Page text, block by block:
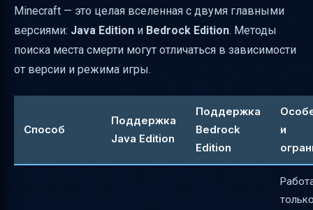
Как сохранить актуальность инструкции
Заключение
Minecraft — это целая вселенная с двумя главными
версиями: Java Edition и Bedrock Edition. Методы
поиска места смерти могут отличаться в зависимости
от версии и режима игры.
Способ
Поддержка
Java Edition
Поддержка
Bedrock
Edition
и